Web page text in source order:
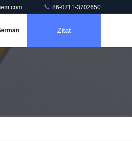
86-0711-3702650
Zitat